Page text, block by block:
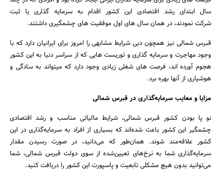
سال ابتدای رشد اقتصادی این کشور اقدام به سرمایه گذاری یا ثبت
شرکت نمودند، در همان سال های اول موفقیت های چشمگیری داشتند.
قبرس شمالی نیز همچون دبی شرایط مشابهی را امروز برای ایرانیان دارد که با
وجود مهاجرت و سرمایه گذاری و توریست هایی که از سراسر دنیا به این کشور
هجوم آورده اند، فرصت های شغلی زیادی وجود دارد که میتواند به سادگی و
هوشیاری از آنها بهره برد.
مزایا و معایب سرمایه‌گذاری در قبرس شمالی
نو پا بودن کشور قبرس شمالی، شرایط مالیاتی مناسب و رشد اقتصادی
چشمگیر این کشور باعث شده‌اند که بسیاری از افراد به سرمایه‌گذاری در این
کشور علاقه‌مند شوند. همان‌طور که می‌دانید، در صورت رسیدن مقدار
سرمایه‌گذاری شما به نرخ‌های تعیین‌شده از سوی دولت قبرس شمالی، شما
می‌توانید بدون هیچ مشکلی تابعیت و پاسپورت این کشور را دریافت کنید.